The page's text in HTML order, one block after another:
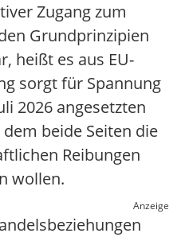
Zugang zum
Grundprinzipien
heißt es aus EU-
sorgt für Spannung
2026 angesetzten
beide Seiten die
Reibungen
wollen.
Anzeige